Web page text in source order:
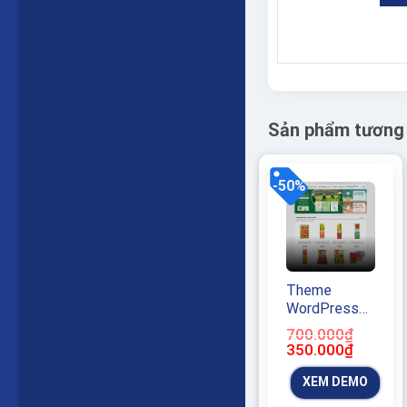
Sản phẩm
-50%
Theme
WordPress
bán trà xanh
03
700.000₫
Giá
gốc
là:
700.000₫.
350.000₫Giá
tại
là:
350.000₫.
XEM DEMO